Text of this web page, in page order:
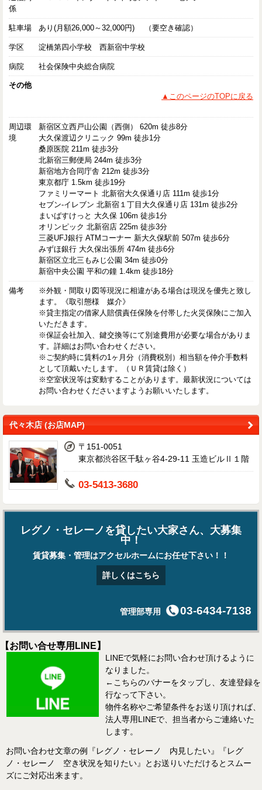
係
駐車場 あり(月額26,000～32,000円) （要空き確認）
学区 淀橋第四小学校 西新宿中学校
病院 社会保険中央総合病院
その他
▲このページのTOPに戻る
周辺環
境
新宿区立西戸山公園（西側） 620m 徒歩8分
大久保渡辺クリニック 99m 徒歩1分
桑原医院 211m 徒歩3分
北新宿三郵便局 244m 徒歩3分
新宿地方合同庁舎 212m 徒歩3分
東京都庁 1.5km 徒歩19分
ファミリーマート 北新宿大久保通り店 111m 徒歩1分
セブン-イレブン 北新宿１丁目大久保通り店 131m 徒歩2分
まいばすけっと 大久保 106m 徒歩1分
オリンピック 北新宿店 225m 徒歩3分
三菱UFJ銀行 ATMコーナー 新大久保駅前 507m 徒歩6分
みずほ銀行 大久保出張所 474m 徒歩6分
新宿区立北三もみじ公園 34m 徒歩0分
新宿中央公園 平和の鐘 1.4km 徒歩18分
備考
※外観・間取り図等現況に相違がある場合は現況を優先と致し
ます。《取引態様 媒介》
※貸主指定の借家人賠償責任保険を付帯した火災保険にご加入
いただきます。
※保証会社加入、鍵交換等にて別途費用が必要な場合がありま
す。詳細はお問い合わせください。
※ご契約時に賃料の1ヶ月分（消費税別）相当額を仲介手数料
として頂戴いたします。（ＵＲ賃貸は除く）
※空室状況等は変動することがあります。最新状況については
お問い合わせくださいますようお願いいたします。
代々木店 (お店MAP)
〒151-0051
東京都渋谷区千駄ヶ谷4-29-11 玉造ビルⅡ１階
03-5413-3680
レグノ・セレーノを貸したい大家さん、大募集
中！
賃貸募集・管理はアクセルホームにお任せ下さい！！
詳しくはこちら
管理部専用 03-6434-7138
【お問い合せ専用LINE】
LINEで気軽にお問い合わせ頂けるように
なりました。
←こちらのバナーをタップし、友達登録を
行なって下さい。
物件名称やご希望条件をお送り頂ければ、
法人専用LINEで、担当者からご連絡いた
します。
お問い合わせ文章の例『レグノ・セレーノ 内見したい』『レグ
ノ・セレーノ 空き状況を知りたい』とお送りいただけるとスムー
ズにご対応出来ます。